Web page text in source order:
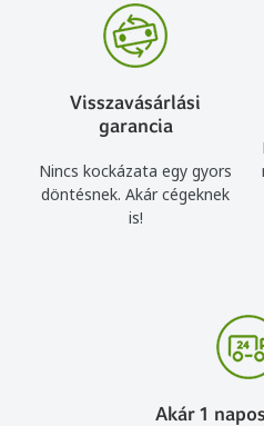
Visszavásárlási
garancia
Nincs kockázata egy gyors
döntésnek. Akár cégeknek
is!
Akár 1